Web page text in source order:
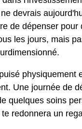
devrais
de dépenser pour
les jours, mais
physiquement
Une journée de
quelques soins
redonnera un